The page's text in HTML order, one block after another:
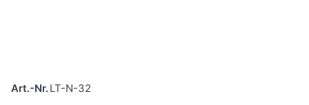
Art.-Nr.LT-N-32